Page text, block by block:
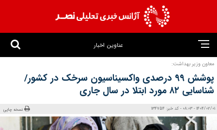
عناوین اخبار
معاون وزیر بهداشت:
پوشش ۹۹ درصدی واکسیناسیون سرخک در کشور/
شناسایی ۸۲ مورد ابتلا در سال جاری
1404/02/01 - 08:03 - کد خبر: 134754 نسخه چاپی